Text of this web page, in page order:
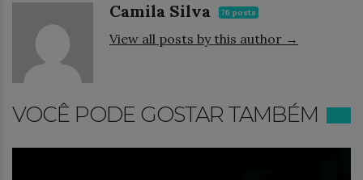
Camila Silva 76 posts
View all posts by this author →
VOCÊ PODE GOSTAR TAMBÉM